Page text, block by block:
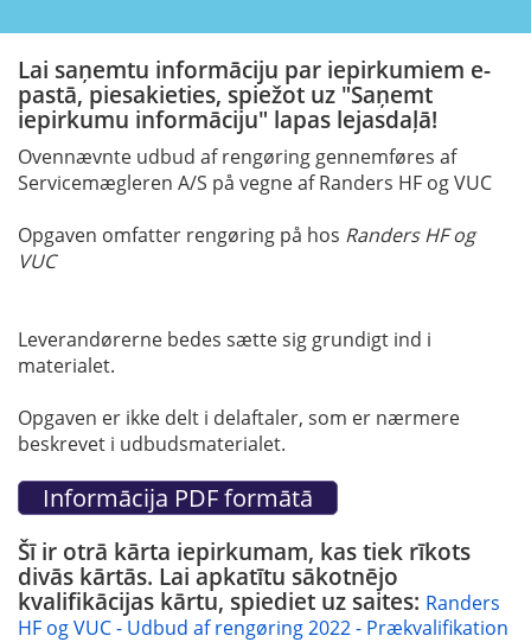
Lai saņemtu informāciju par iepirkumiem e-
pastā, piesakieties, spiežot uz "Saņemt
iepirkumu informāciju" lapas lejasdaļā!
Ovennævnte udbud af rengøring gennemføres af
Servicemægleren A/S på vegne af Randers HF og VUC
Opgaven omfatter rengøring på hos Randers HF og
VUC
Leverandørerne bedes sætte sig grundigt ind i
materialet.
Opgaven er ikke delt i delaftaler, som er nærmere
beskrevet i udbudsmaterialet.
Šī ir otrā kārta iepirkumam, kas tiek rīkots
divās kārtās. Lai apkatītu sākotnējo
kvalifikācijas kārtu, spiediet uz saites: Randers
HF og VUC - Udbud af rengøring 2022 - Prækvalifikation